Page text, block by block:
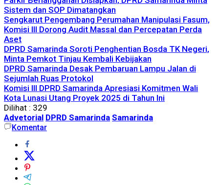
Sistem dan SOP Dimatangkan
Sengkarut Pengembang Perumahan Manipulasi Fasum,
Komisi III Dorong Audit Massal dan Percepatan Perda
Aset
DPRD Samarinda Soroti Penghentian Bosda TK Negeri,
Minta Pemkot Tinjau Kembali Kebijakan
DPRD Samarinda Desak Pembaruan Lampu Jalan di
Sejumlah Ruas Protokol
Komisi III DPRD Samarinda Apresiasi Komitmen Wali
Kota Lunasi Utang Proyek 2025 di Tahun Ini
Dilihat : 329
Advetorial DPRD Samarinda Samarinda
Komentar